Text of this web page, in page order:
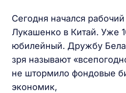
Сегодня начался
Лукашенко в Китай. Уже
юбилейный. Дружбу
зря называют
не штормило фондовые
экономик,